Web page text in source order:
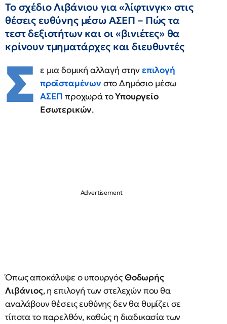
Το σχέδιο Λιβάνιου για «λίφτινγκ» στις
θέσεις ευθύνης μέσω ΑΣΕΠ – Πώς τα
τεστ δεξιοτήτων και οι «βινιέτες» θα
κρίνουν τμηματάρχες και διευθυντές
Σ ε μια δομική αλλαγή στηνεπιλογή
προϊσταμένων στο Δημόσιο μέσω
ΑΣΕΠπροχωρά τοΥπουργείο
Εσωτερικών.
Όπως αποκάλυψε ο υπουργόςΘοδωρής
Λιβάνιος, η επιλογή των στελεχών που θα
αναλάβουν θέσεις ευθύνης δεν θα θυμίζει σε
τίποτα το παρελθόν, καθώς η διαδικασία των